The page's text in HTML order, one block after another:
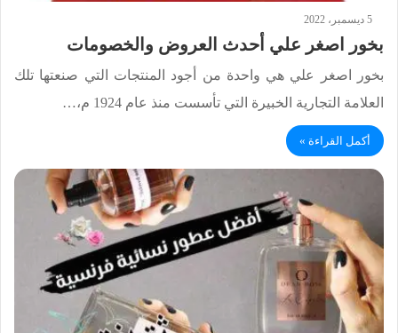
5 ديسمبر، 2022
بخور اصغر علي أحدث العروض والخصومات
بخور اصغر علي هي واحدة من أجود المنتجات التي صنعتها تلك
العلامة التجارية الخبيرة التي تأسست منذ عام 1924 م،…
أكمل القراءة »